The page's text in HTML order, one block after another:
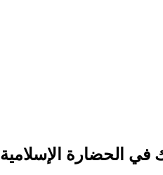
في الحضارة الإسلامية